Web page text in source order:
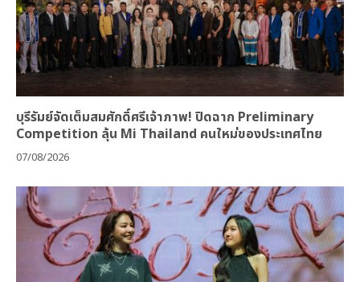
บุรีรัมย์จัดเต็มสมศักดิ์ศรีเจ้าภาพ! ปิดฉาก Preliminary
Competition ลุ้น Mi Thailand คนใหม่ของประเทศไทย
07/08/2026